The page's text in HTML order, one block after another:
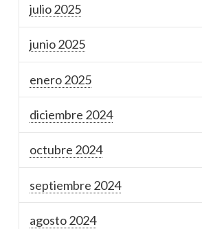
julio 2025
junio 2025
enero 2025
diciembre 2024
octubre 2024
septiembre 2024
agosto 2024